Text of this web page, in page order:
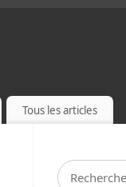
Tous les articles